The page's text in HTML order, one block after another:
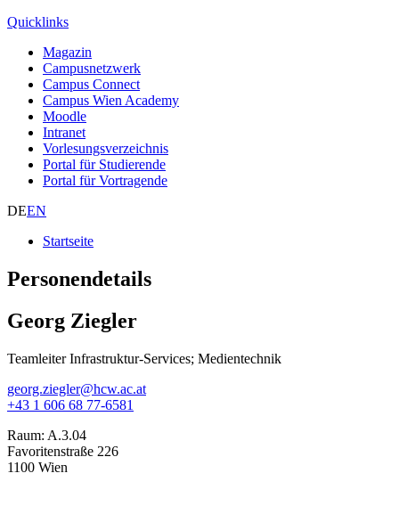
Quicklinks
Magazin
Campusnetzwerk
Campus Connect
Campus Wien Academy
Moodle
Intranet
Vorlesungsverzeichnis
Portal für Studierende
Portal für Vortragende
DEEN
Startseite
Personendetails
Georg Ziegler
Teamleiter Infrastruktur-Services; Medientechnik
georg.ziegler@hcw.ac.at
+43 1 606 68 77-6581
Raum: A.3.04
Favoritenstraße 226
1100 Wien